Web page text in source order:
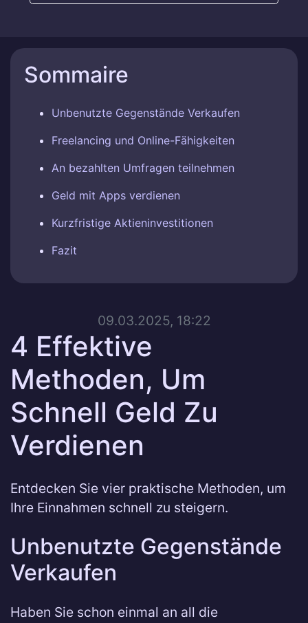
Sommaire
Unbenutzte Gegenstände Verkaufen
Freelancing und Online-Fähigkeiten
An bezahlten Umfragen teilnehmen
Geld mit Apps verdienen
Kurzfristige Aktieninvestitionen
Fazit
09.03.2025, 18:22
4 Effektive
Methoden, Um
Schnell Geld Zu
Verdienen
Entdecken Sie vier praktische Methoden, um
Ihre Einnahmen schnell zu steigern.
Unbenutzte Gegenstände
Verkaufen
Haben Sie schon einmal an all die